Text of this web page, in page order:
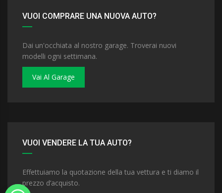
VUOI COMPRARE UNA NUOVA AUTO?
Dai un'occhiata al nostro garage. Troverai nuovi
modelli ogni settimana.
Vai Al Garage
VUOI VENDERE LA TUA AUTO?
Effettuiamo la quotazione della tua vettura e ti diamo il
prezzo d’acquisto.